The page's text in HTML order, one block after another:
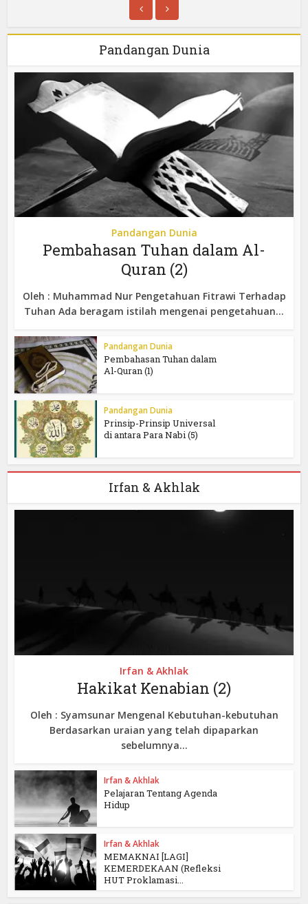
Pandangan Dunia
Pandangan Dunia
Pembahasan Tuhan dalam Al-
Quran (2)
Oleh : Muhammad Nur Pengetahuan Fitrawi Terhadap
Tuhan Ada beragam istilah mengenai pengetahuan...
Pandangan Dunia
Pembahasan Tuhan dalam
Al-Quran (1)
Pandangan Dunia
Prinsip-Prinsip Universal
di antara Para Nabi (5)
Irfan & Akhlak
Irfan & Akhlak
Hakikat Kenabian (2)
Oleh : Syamsunar Mengenal Kebutuhan-kebutuhan
Berdasarkan uraian yang telah dipaparkan
sebelumnya...
Irfan & Akhlak
Pelajaran Tentang Agenda
Hidup
Irfan & Akhlak
MEMAKNAI [LAGI]
KEMERDEKAAN (Refleksi
HUT Proklamasi...